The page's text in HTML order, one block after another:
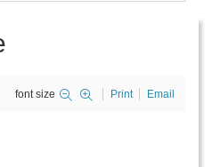
font size Print Email